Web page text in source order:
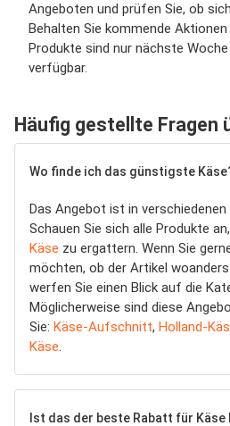
Angeboten und prüfen Sie, ob
Behalten Sie kommende
Produkte sind nur nächste
verfügbar.
Häufig gestellte Fragen
Wo finde ich das günstigste
Das Angebot ist in
Schauen Sie sich alle Produkte
Käse zu ergattern. Wenn Sie
möchten, ob der Artikel
werfen Sie einen Blick auf die
Möglicherweise sind diese
Sie: Käse-Aufschnitt, Holland-
Käse.
Ist das der beste Rabatt für Käse